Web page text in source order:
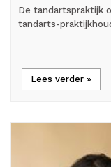
De tandartspraktijk
tandarts-
Lees verder »